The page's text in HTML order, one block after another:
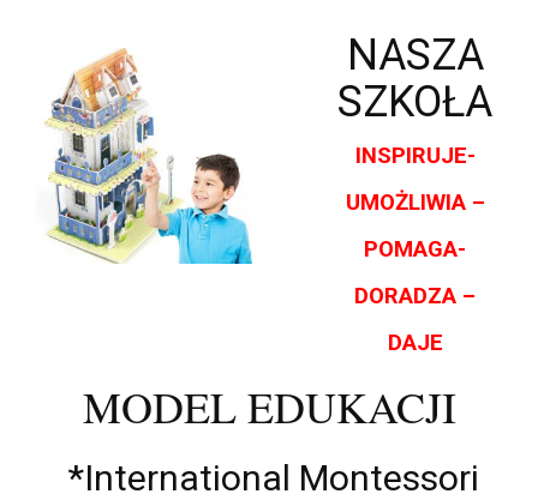
NASZA
SZKOŁA
INSPIRUJE-
UMOŻLIWIA –
POMAGA-
DORADZA –
DAJE
MODEL EDUKACJI
*International Montessori